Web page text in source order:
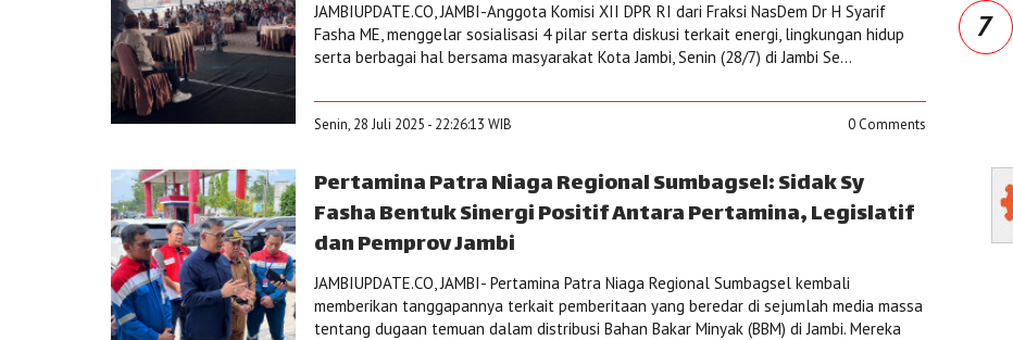
JAMBIUPDATE.CO, JAMBI-Anggota Komisi XII DPR RI dari Fraksi NasDem Dr H Syarif
Fasha ME, menggelar sosialisasi 4 pilar serta diskusi terkait energi, lingkungan hidup
serta berbagai hal bersama masyarakat Kota Jambi, Senin (28/7) di Jambi Se...
Senin, 28 Juli 2025 - 22:26:13 WIB 0 Comments
Pertamina Patra Niaga Regional Sumbagsel: Sidak Sy
Fasha Bentuk Sinergi Positif Antara Pertamina, Legislatif
dan Pemprov Jambi
JAMBIUPDATE.CO, JAMBI- Pertamina Patra Niaga Regional Sumbagsel kembali
memberikan tanggapannya terkait pemberitaan yang beredar di sejumlah media massa
tentang dugaan temuan dalam distribusi Bahan Bakar Minyak (BBM) di Jambi. Mereka
7